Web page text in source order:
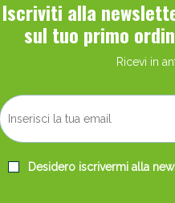
Iscriviti alla
sul tuo primo
Ricevi in
Desidero iscrivermi alla